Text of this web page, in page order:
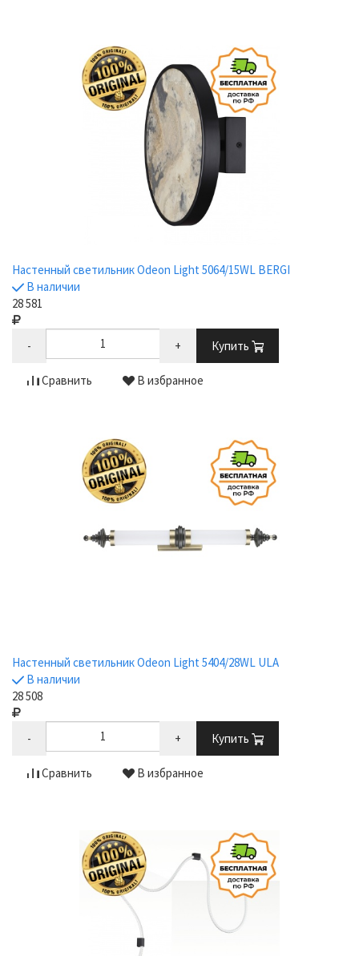
Настенный светильник Odeon Light 5064/15WL BERGI
В наличии
28 581
- + Купить
Сравнить В избранное
Настенный светильник Odeon Light 5404/28WL ULA
В наличии
28 508
- + Купить
Сравнить В избранное